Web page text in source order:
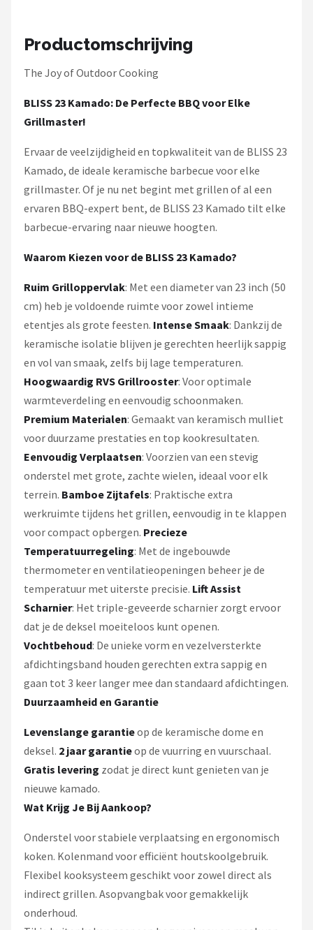
Productomschrijving
The Joy of Outdoor Cooking
BLISS 23 Kamado: De Perfecte BBQ voor Elke
Grillmaster!
Ervaar de veelzijdigheid en topkwaliteit van de BLISS 23
Kamado, de ideale keramische barbecue voor elke
grillmaster. Of je nu net begint met grillen of al een
ervaren BBQ-expert bent, de BLISS 23 Kamado tilt elke
barbecue-ervaring naar nieuwe hoogten.
Waarom Kiezen voor de BLISS 23 Kamado?
Ruim Grilloppervlak: Met een diameter van 23 inch (50
cm) heb je voldoende ruimte voor zowel intieme
etentjes als grote feesten. Intense Smaak: Dankzij de
keramische isolatie blijven je gerechten heerlijk sappig
en vol van smaak, zelfs bij lage temperaturen.
Hoogwaardig RVS Grillrooster: Voor optimale
warmteverdeling en eenvoudig schoonmaken.
Premium Materialen: Gemaakt van keramisch mulliet
voor duurzame prestaties en top kookresultaten.
Eenvoudig Verplaatsen: Voorzien van een stevig
onderstel met grote, zachte wielen, ideaal voor elk
terrein. Bamboe Zijtafels: Praktische extra
werkruimte tijdens het grillen, eenvoudig in te klappen
voor compact opbergen. Precieze
Temperatuurregeling: Met de ingebouwde
thermometer en ventilatieopeningen beheer je de
temperatuur met uiterste precisie. Lift Assist
Scharnier: Het triple-geveerde scharnier zorgt ervoor
dat je de deksel moeiteloos kunt openen.
Vochtbehoud: De unieke vorm en vezelversterkte
afdichtingsband houden gerechten extra sappig en
gaan tot 3 keer langer mee dan standaard afdichtingen.
Duurzaamheid en Garantie
Levenslange garantieop de keramische dome en
deksel. 2 jaar garantieop de vuurring en vuurschaal.
Gratis levering zodat je direct kunt genieten van je
nieuwe kamado.
Wat Krijg Je Bij Aankoop?
Onderstel voor stabiele verplaatsing en ergonomisch
koken. Kolenmand voor efficiënt houtskoolgebruik.
Flexibel kooksysteem geschikt voor zowel direct als
indirect grillen. Asopvangbak voor gemakkelijk
onderhoud.